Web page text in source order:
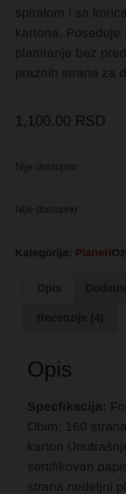
spiralom i sa
kartona. Poseduje
planiranje bez
praznih strana za
1,100.00 RSD
Nije dostupno
Nije dostupno
Kategorija: Planeri
Opis
Opis
Specfikacija:
Obim: 160 strana
karton
sertifikovan papir
strana nedeljni